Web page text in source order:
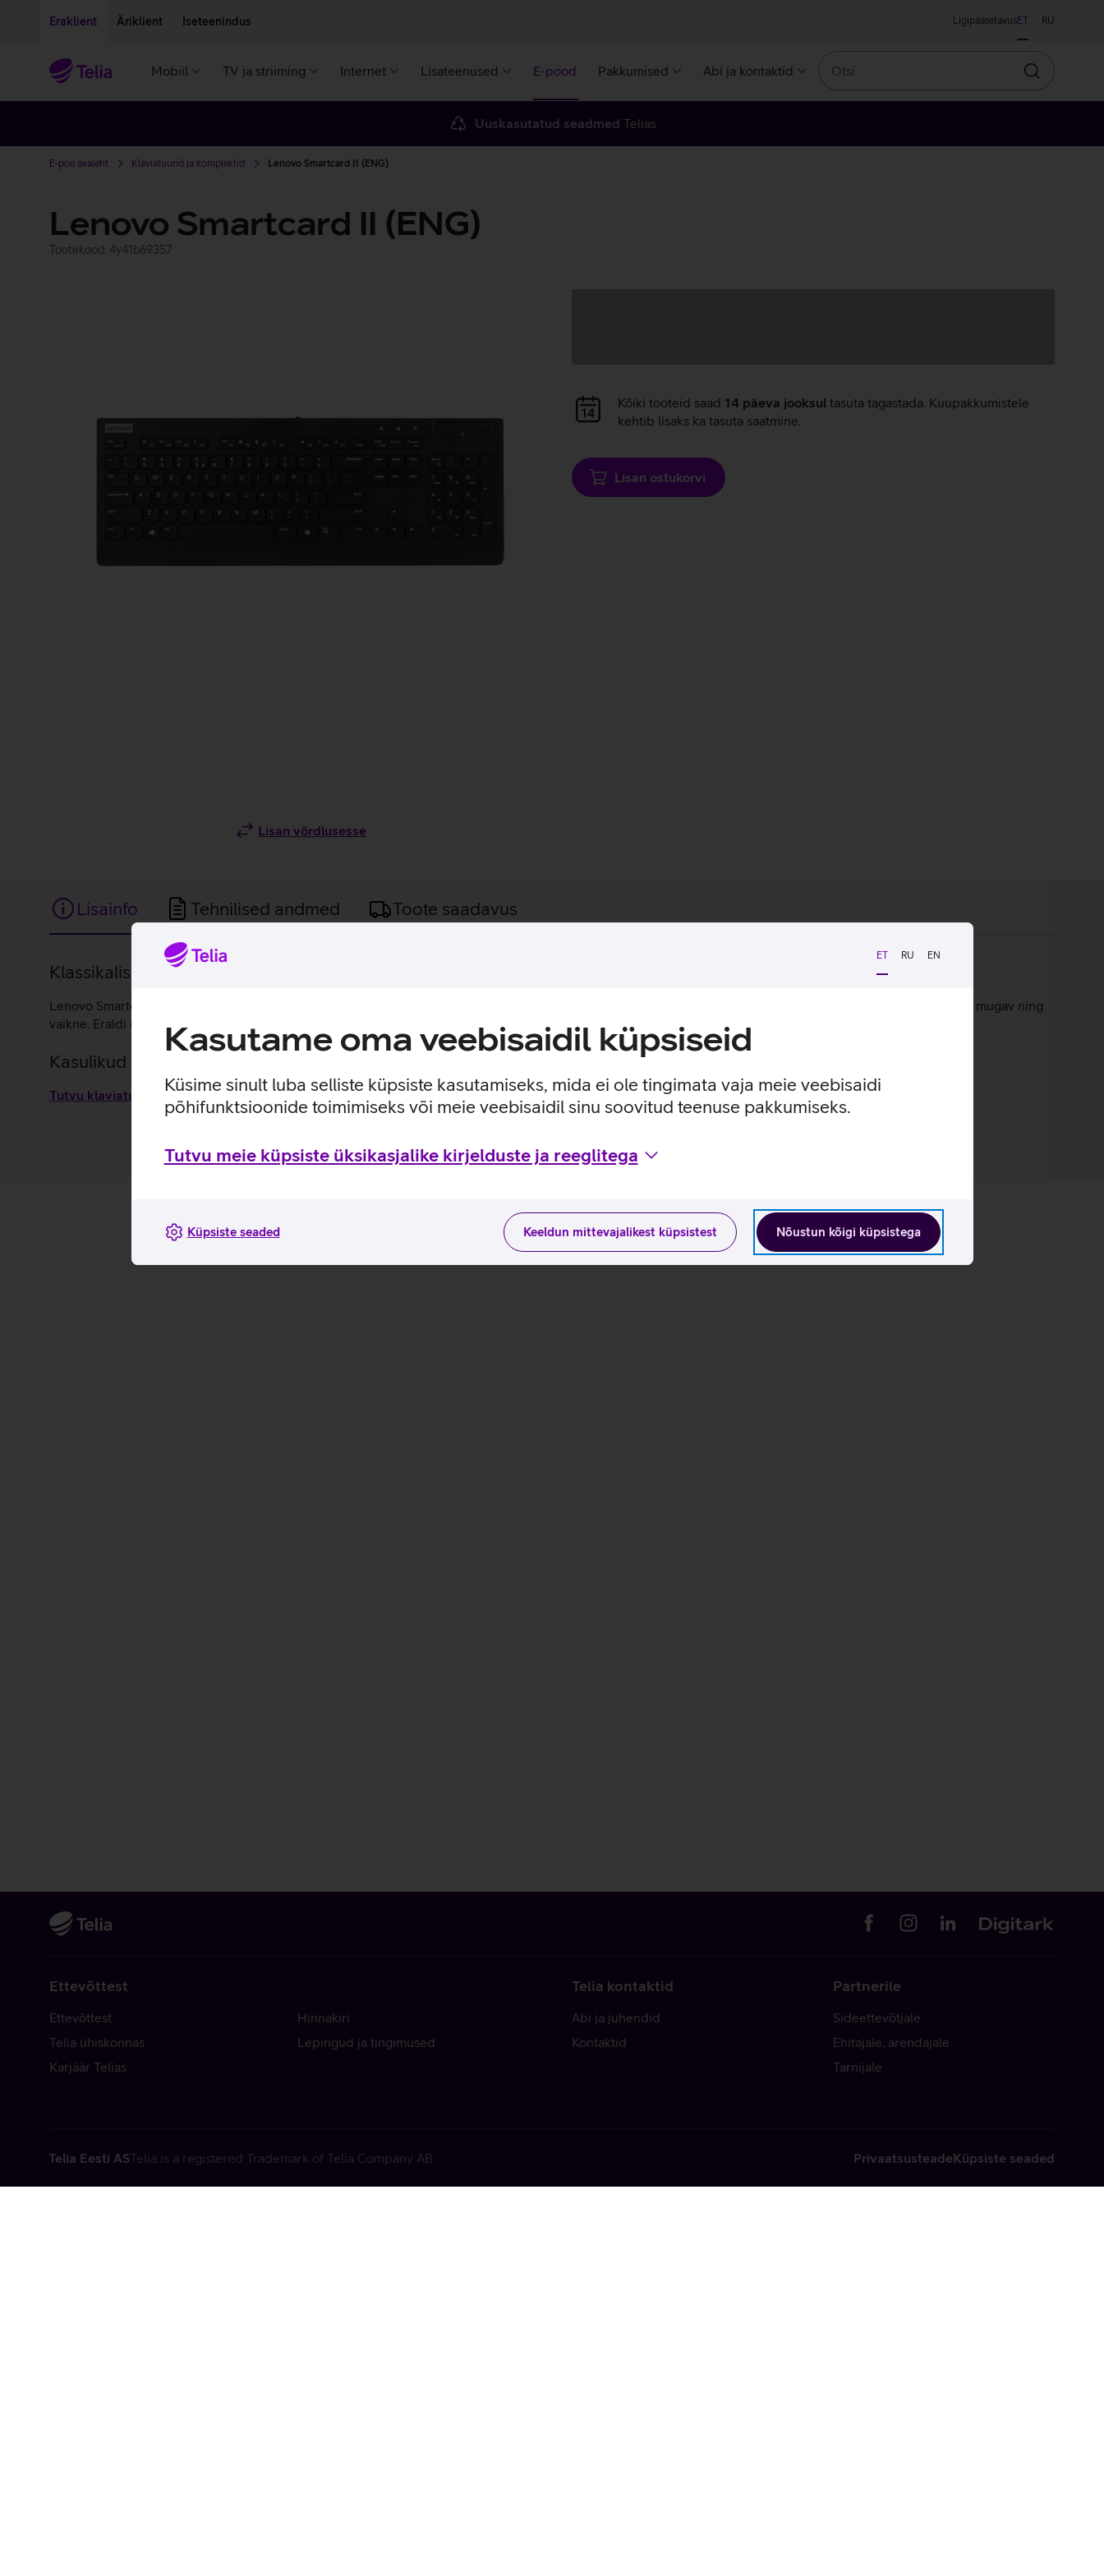
ET RU EN
Kasutame oma veebisaidil küpsiseid
Küsime sinult luba selliste küpsiste kasutamiseks, mida ei ole tingimata vaja meie veebisaidi
põhifunktsioonide toimimiseks või meie veebisaidil sinu soovitud teenuse pakkumiseks.
Tutvu meie küpsiste üksikasjalike kirjelduste ja reeglitega
Nõustun kõigi küpsistega
Keeldun mittevajalikest küpsistest
Küpsiste seaded
Eraklient Äriklient Iseteenindus LigipääsetavusET RU
Mobiil TV ja striiming Internet Lisateenused E-pood Pakkumised Abi ja kontaktid
Otsin
Uuskasutatud seadmed Telias
E-poe avaleht Klaviatuurid ja komplektid Lenovo Smartcard II (ENG)
Lenovo Smartcard II (ENG)
Tootekood: 4y41b69357
Lisan võrdlusesse
Andmete
laadimine
Kõiki tooteid saad 14 päeva jooksul tasuta tagastada. Kuupakkumistele
kehtib lisaks ka tasuta saatmine.
Lisan ostukorvi
Lisainfo Tehnilised andmed Toote saadavus
Lisainfo
Klassikalise disainiga juhtmega klaviatuur, millel on sisseehitatud ID-kaardi lugeja.
Lenovo Smartcard II klaviatuur on kvaliteetse ning ajatu disainiga ja omab sisseehitatud ID-kaardi lugejat. Tänu madalatele nuppudele on klaviatuuril trükkimine mugav ning
vaikne. Eraldi numbriklahvid muudavad aga sisestamise veelgi kiiremaks.
Kasulikud lingid
Tutvu klaviatuuri Lenovo Smartcard II omaduste ja kasutusviisidega tootja kodulehel
Ettevõttest
Ettevõttest
Telia ühiskonnas
Karjäär Telias
Hinnakiri
Lepingud ja tingimused
Telia kontaktid
Abi ja juhendid
Kontaktid
Partnerile
Sideettevõtjale
Ehitajale, arendajale
Tarnijale
Telia Eesti ASTelia is a registered Trademark of Telia Company AB PrivaatsusteadeKüpsiste seaded